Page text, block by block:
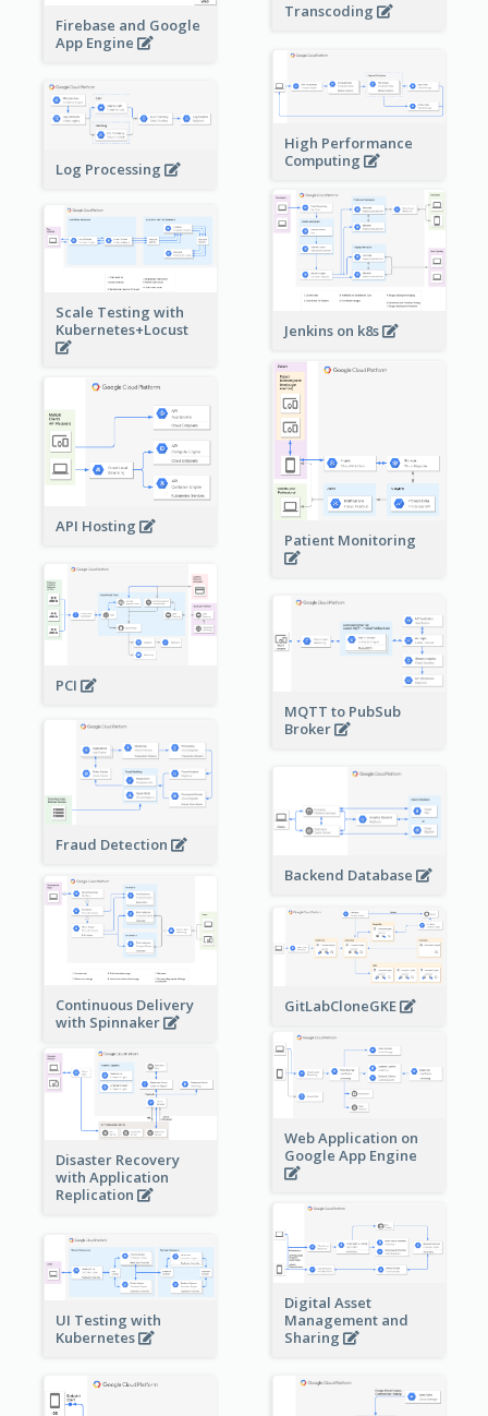
Firebase and Google
App Engine
Transcoding
High Performance
Computing
Log Processing
Jenkins on k8s
Scale Testing with
Kubernetes+Locust
Patient Monitoring
API Hosting
PCI
MQTT to PubSub
Broker
Fraud Detection
Backend Database
Continuous Delivery
with Spinnaker
GitLabCloneGKE
Web Application on
Google App Engine
Disaster Recovery
with Application
Replication
Digital Asset
Management and
Sharing
UI Testing with
Kubernetes